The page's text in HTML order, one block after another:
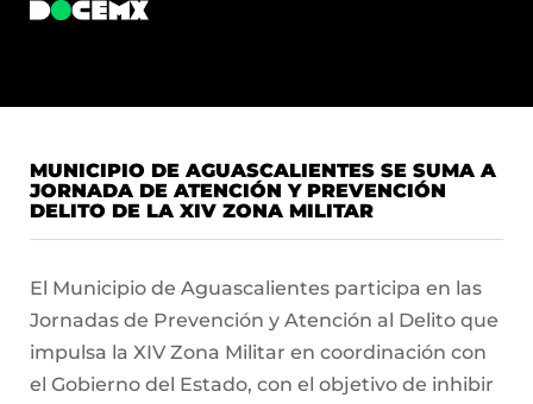
MUNICIPIO DE AGUASCALIENTES SE SUMA A
JORNADA DE ATENCIÓN Y PREVENCIÓN
DELITO DE LA XIV ZONA MILITAR
El Municipio de Aguascalientes participa en las
Jornadas de Prevención y Atención al Delito que
impulsa la XIV Zona Militar en coordinación con
el Gobierno del Estado, con el objetivo de inhibir